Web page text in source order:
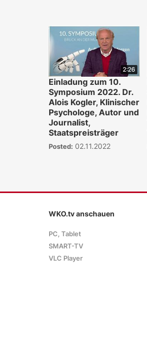
2:26
Einladung zum 10.
Symposium 2022. Dr.
Alois Kogler, Klinischer
Psychologe, Autor und
Journalist,
Staatspreisträger
Posted: 02.11.2022
WKO.tv anschauen
PC, Tablet
SMART-TV
VLC Player